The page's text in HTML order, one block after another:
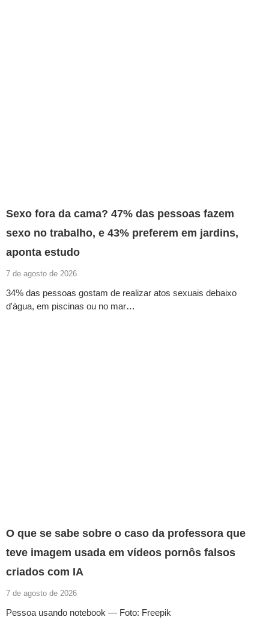
Sexo fora da cama? 47% das pessoas fazem
sexo no trabalho, e 43% preferem em jardins,
aponta estudo
7 de agosto de 2026
34% das pessoas gostam de realizar atos sexuais debaixo
d'água, em piscinas ou no mar…
O que se sabe sobre o caso da professora que
teve imagem usada em vídeos pornôs falsos
criados com IA
7 de agosto de 2026
Pessoa usando notebook — Foto: Freepik